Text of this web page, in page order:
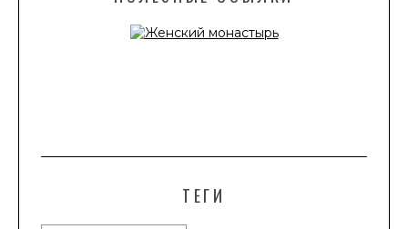
ТЕГИ